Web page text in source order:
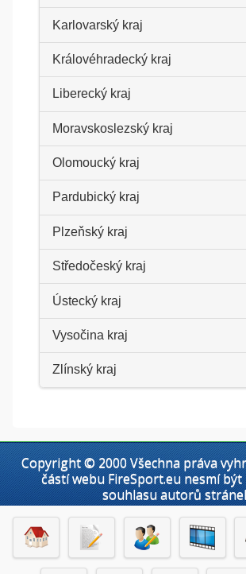
Karlovarský kraj
Královéhradecký kraj
Liberecký kraj
Moravskoslezský kraj
Olomoucký kraj
Pardubický kraj
Plzeňský kraj
Středočeský kraj
Ústecký kraj
Vysočina kraj
Zlínský kraj
Copyright © 2000 Všechna práva
částí webu FireSport.eu nesmí
souhlasu autorů